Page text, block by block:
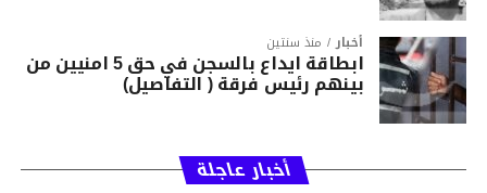
أخبار منذ سنتين
ابطاقة ايداع بالسجن في حق 5 امنيين من
بينهم رئيس فرقة ( التفاصيل)
أخبار عاجلة